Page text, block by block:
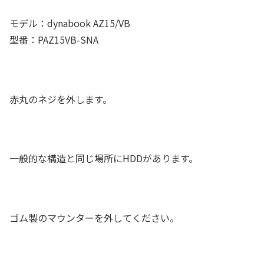
モデル：dynabook AZ15/VB
型番：PAZ15VB-SNA
赤丸のネジを外します。
一般的な構造と同じ場所にHDDがあります。
ゴム製のマウンターを外してください。